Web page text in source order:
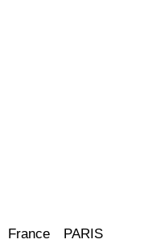
France
PARIS